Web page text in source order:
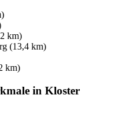
km)
(13,4 km)
km)
in Kloster